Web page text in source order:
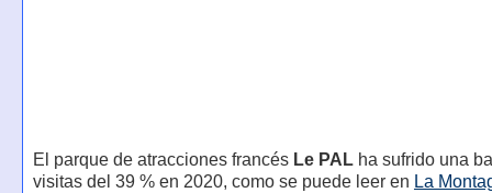
El parque de atracciones francés Le PALha sufrido una
visitas del 39 % en 2020, como se puede leer en La